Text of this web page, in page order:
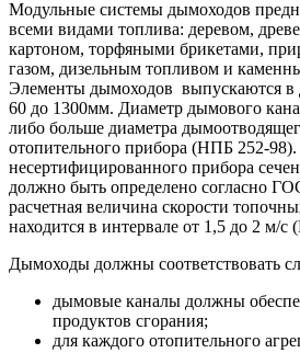
Модульные системы дымоходов
всеми видами топлива: деревом,
картоном, торфяными брикетами,
газом, дизельным топливом и
Элементы дымоходов выпускаются в
60 до 1300мм. Диаметр дымового
либо больше диаметра
отопительного прибора (НПБ 252-
несертифицированного прибора
должно быть определено согласно
расчетная величина скорости
находится в интервале от 1,5 до 2 м/
Дымоходы должны соответствовать
дымовые каналы должны
продуктов сгорания;
для каждого отопительного